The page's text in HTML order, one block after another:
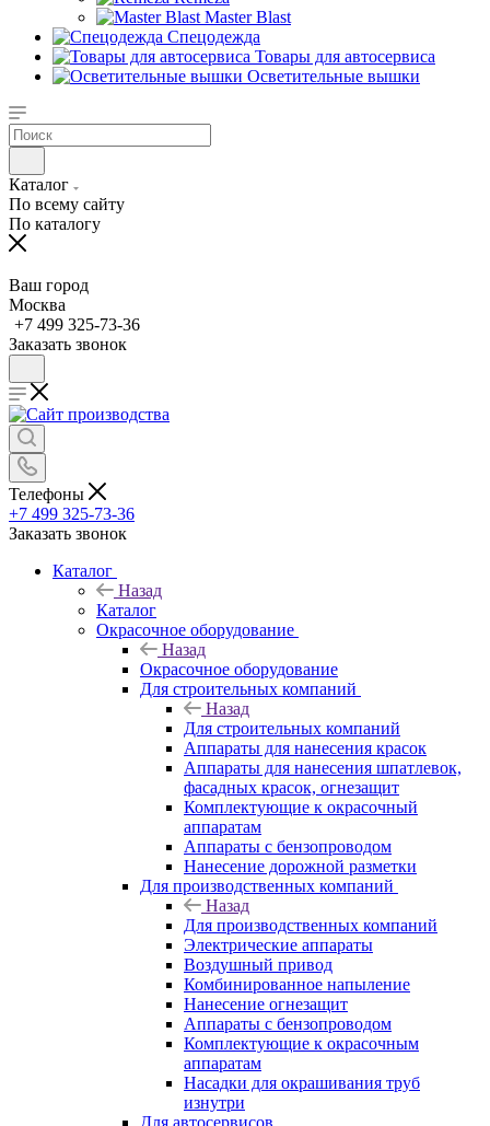
Master Blast
Спецодежда
Товары для автосервиса
Осветительные вышки
Каталог
По всему сайту
По каталогу
Ваш город
Москва
+7 499 325-73-36
Заказать звонок
Телефоны
+7 499 325-73-36
Заказать звонок
Каталог
Назад
Каталог
Окрасочное оборудование
Назад
Окрасочное оборудование
Для строительных компаний
Назад
Для строительных компаний
Аппараты для нанесения красок
Аппараты для нанесения шпатлевок,
фасадных красок, огнезащит
Комплектующие к окрасочный
аппаратам
Аппараты с бензопроводом
Нанесение дорожной разметки
Для производственных компаний
Назад
Для производственных компаний
Электрические аппараты
Воздушный привод
Комбинированное напыление
Нанесение огнезащит
Аппараты с бензопроводом
Комплектующие к окрасочным
аппаратам
Насадки для окрашивания труб
изнутри
Для автосервисов